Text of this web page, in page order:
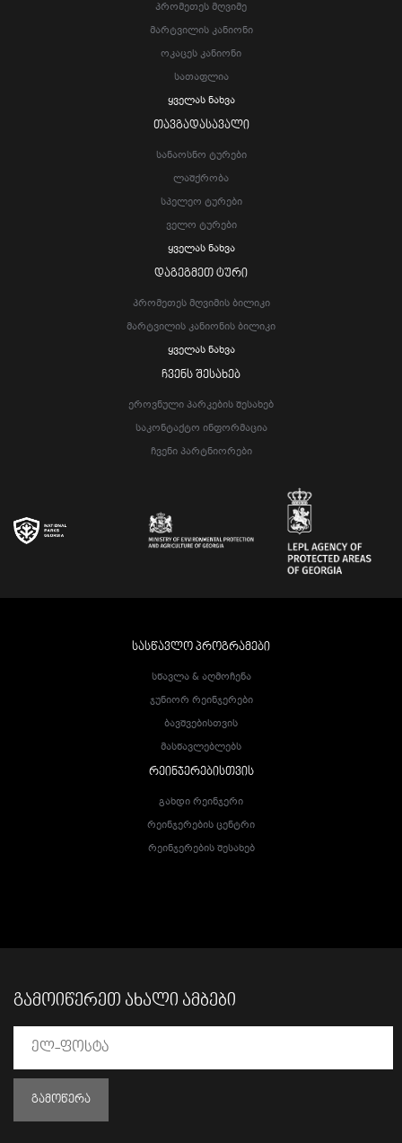
Პრომეთეს Მღვიმე
Მარტვილის Კანიონი
Ოკაცეს Კანიონი
Სათაფლია
Ყველას Ნახვა
ᲗᲐᲕᲒᲐᲓᲐᲡᲐᲕᲐᲚᲘ
Სანაოსნო Ტურები
Ლაშქრობა
Სპელეო Ტურები
Ველო Ტურები
Ყველას Ნახვა
ᲓᲐᲒᲔᲒᲛᲔᲗ ᲢᲣᲠᲘ
Პრომეთეს Მღვიმის Ბილიკი
Მარტვილის Კანიონის Ბილიკი
Ყველას Ნახვა
ᲩᲕᲔᲜᲡ ᲨᲔᲡᲐᲮᲔᲑ
Ეროვნული Პარკების Შესახებ
Საკონტაქტო Ინფორმაცია
Ჩვენი Პარტნიორები
ᲡᲐᲡᲬᲐᲕᲚᲝ ᲞᲠᲝᲒᲠᲐᲛᲔᲑᲘ
Სწავლა & Აღმოჩენა
Ჯუნიორ Რეინჯერები
Ბავშვებისთვის
Მასწავლებლებს
ᲠᲔᲘᲜᲯᲔᲠᲔᲑᲘᲡᲗᲕᲘᲡ
Გახდი Რეინჯერი
Რეინჯერების Ცენტრი
Რეინჯერების Შესახებ
ᲒᲐᲛᲝᲘᲬᲔᲠᲔᲗ ᲐᲮᲐᲚᲘ ᲐᲛᲑᲔᲑᲘ
ᲒᲐᲛᲝᲬᲔᲠᲐ